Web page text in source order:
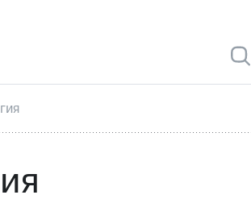
Медиа-центр
КонтактыНовости в регионе
акционерам
Контроль и аудитРынок акций